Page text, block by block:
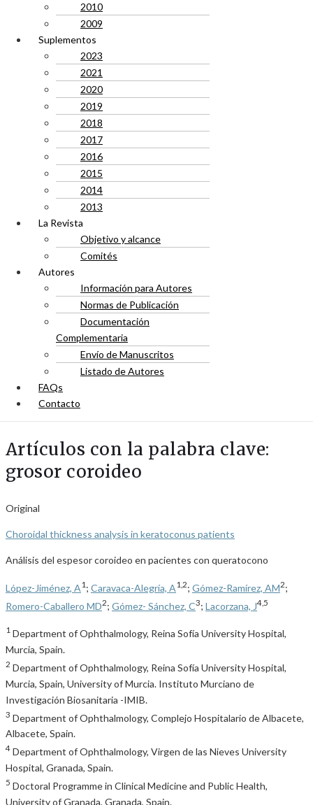
2010
2009
Suplementos
2023
2021
2020
2019
2018
2017
2016
2015
2014
2013
La Revista
Objetivo y alcance
Comités
Autores
Información para Autores
Normas de Publicación
Documentación
Complementaria
Envío de Manuscritos
Listado de Autores
FAQs
Contacto
Artículos con la palabra clave:
grosor coroideo
Original
Choroidal thickness analysis in keratoconus patients
Análisis del espesor coroideo en pacientes con queratocono
López-Jiménez, A1 ; Caravaca-Alegría, A1,2; Gómez-Ramírez, AM2;
Romero-Caballero MD2; Gómez- Sánchez, C3; Lacorzana, J4,5
1 Department of Ophthalmology, Reina Sofía University Hospital,
Murcia, Spain.
2 Department of Ophthalmology, Reina Sofía University Hospital,
Murcia, Spain, University of Murcia. Instituto Murciano de
Investigación Biosanitaria -IMIB.
3 Department of Ophthalmology, Complejo Hospitalario de Albacete,
Albacete, Spain.
4 Department of Ophthalmology, Virgen de las Nieves University
Hospital, Granada, Spain.
5 Doctoral Programme in Clinical Medicine and Public Health,
University of Granada, Granada, Spain.